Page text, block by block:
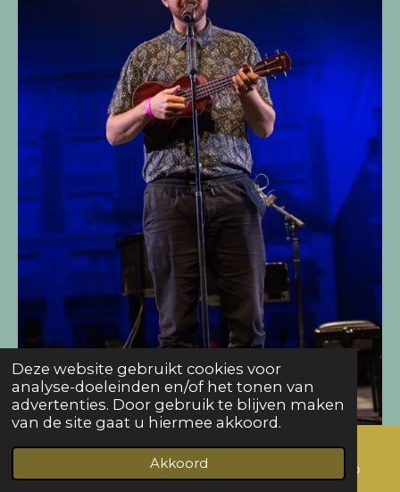
Deze website gebruikt cookies voor
analyse-doeleinden en/of het tonen van
advertenties. Door gebruik te blijven maken
van de site gaat u hiermee akkoord.
Akkoord
Telefoonnummer WhatsApp